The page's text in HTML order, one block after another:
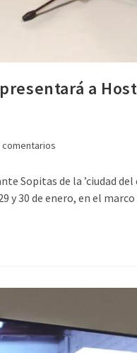
a
comentarios
Sopitas de la ’ciudad
y 30 de enero, en el